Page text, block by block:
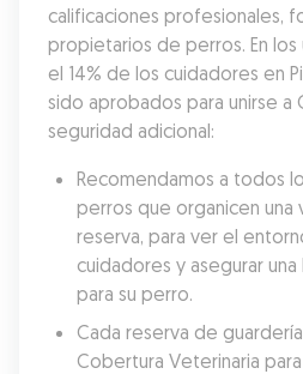
calificaciones profesionales,
propietarios de perros. En los
el 14% de los cuidadores en
sido aprobados para unirse a
seguridad adicional:
Recomendamos a todos
perros que organicen una
reserva, para ver el
cuidadores y asegurar
para su perro.
Cada reserva de
Cobertura Veterinaria